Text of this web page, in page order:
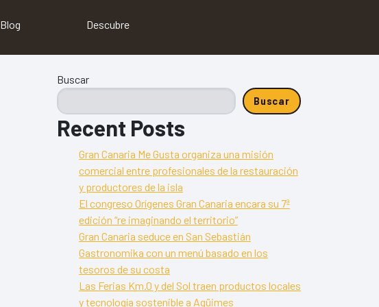
Blog Descubre
Buscar
Buscar
Recent Posts
Gran Canaria Me Gusta organiza una misión
comercial entre profesionales de la restauración
y productores de la isla
El congreso Orígenes Gran Canaria encara su 7ª
edición “re imaginando el territorio”
Gran Canaria seduce en San Sebastián
Gastronomika con un menú basado en los
tesoros de su costa
Las Ferias Km.0 y del Sol traen productos locales
y tecnología sostenible a Agüimes